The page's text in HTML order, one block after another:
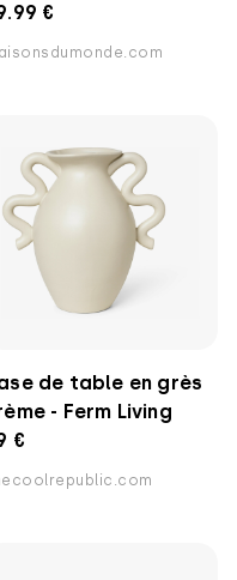
€
de table en grès
- Ferm Living
€